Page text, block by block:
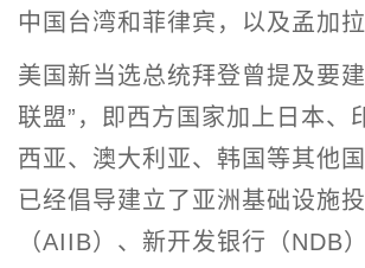
中国台湾和菲律宾，以及孟加拉
美国新当选总统拜登曾提及要
联盟”，即西方国家加上日本、
西亚、澳大利亚、韩国等其他
已经倡导建立了亚洲基础设施
（AIIB）、新开发银行（NDB